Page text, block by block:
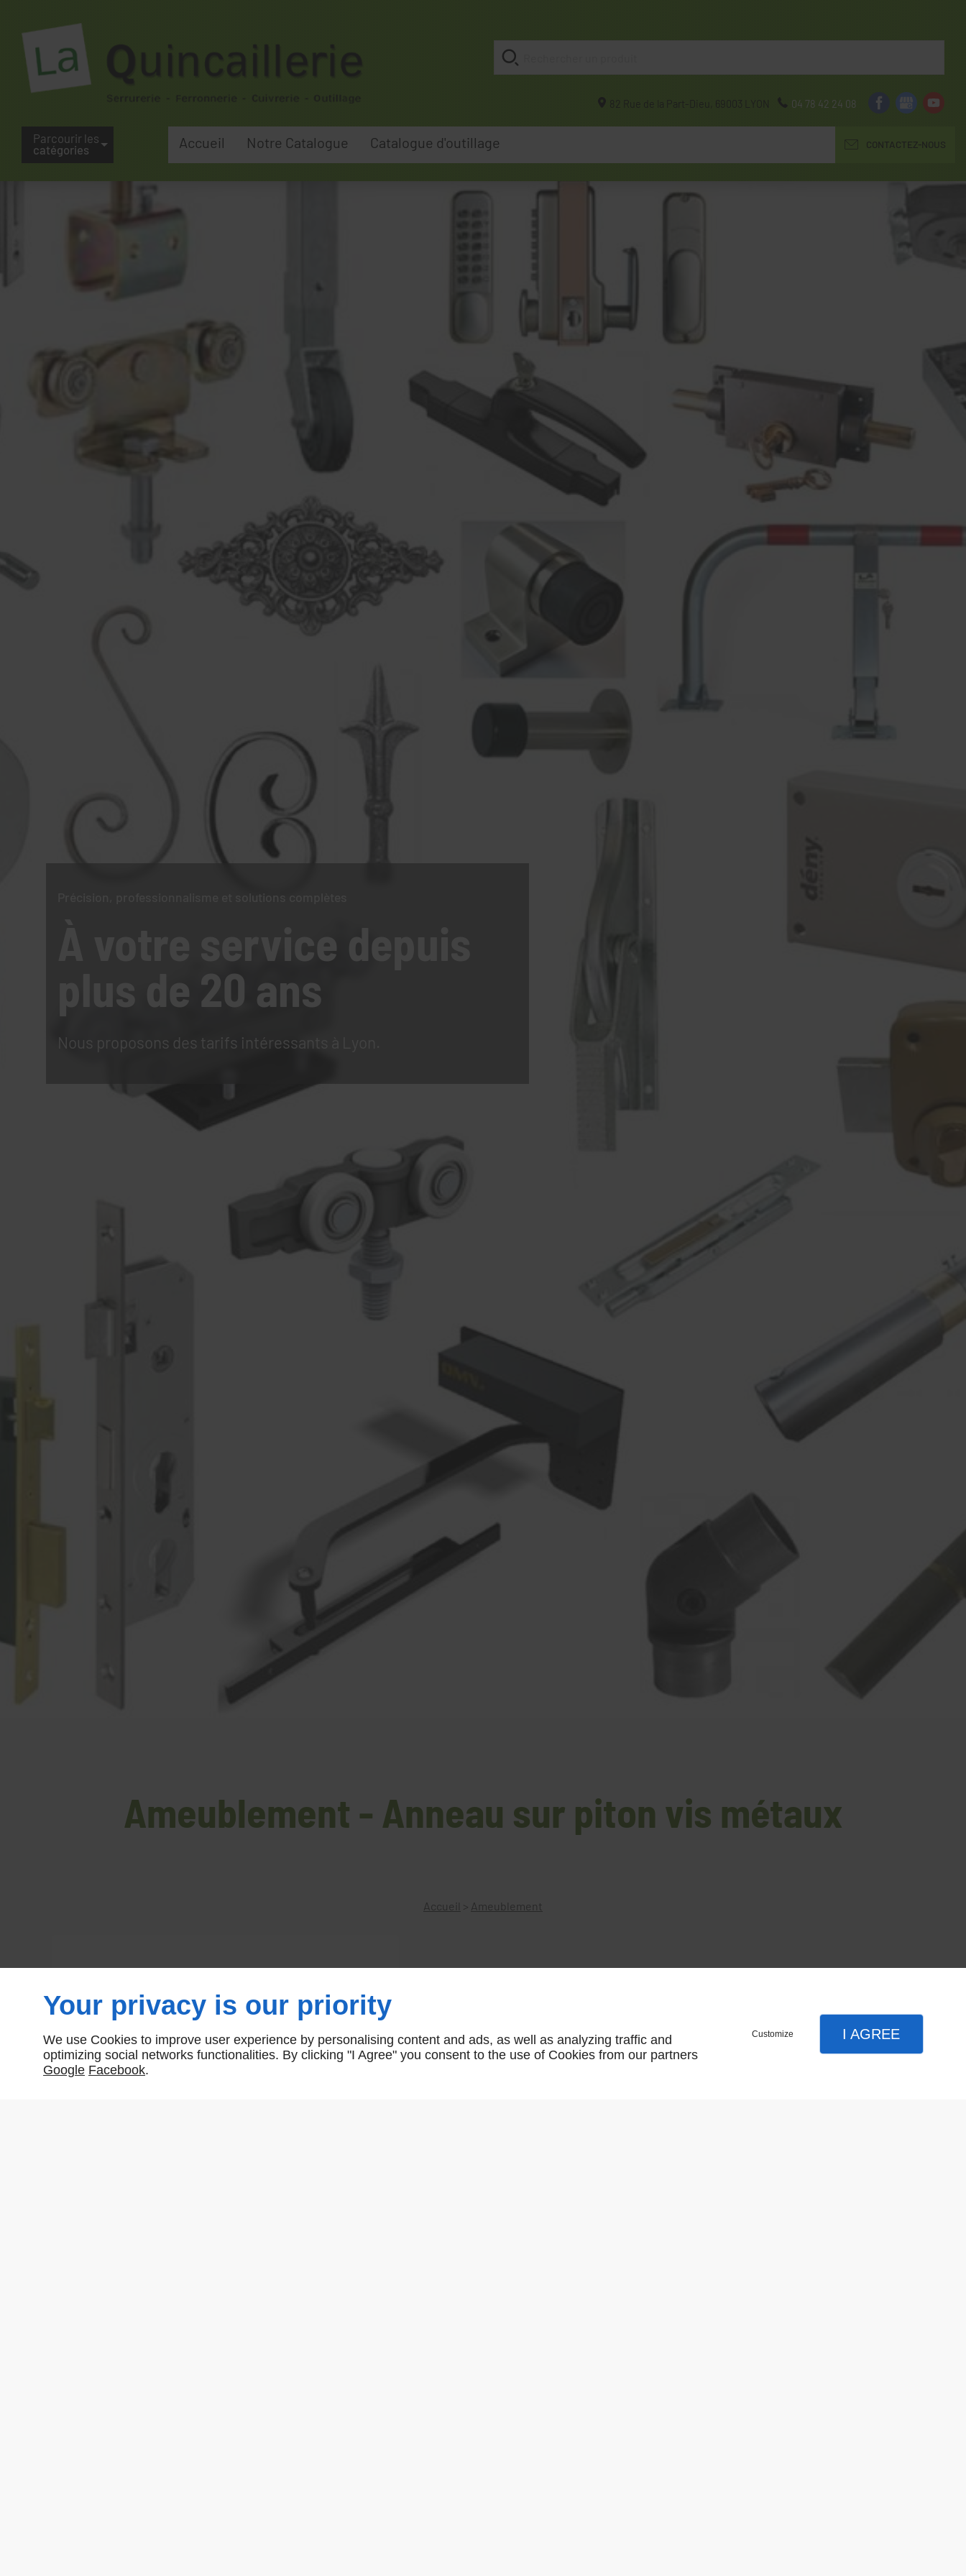
82 Rue de la Part-Dieu, 69003 LYON 04 78 42 24 08
Parcourir les
catégories
Accueil Notre Catalogue Catalogue d'outillage CONTACTEZ-NOUS
Précision, professionnalisme et solutions complètes
À votre service depuis
plus de 20 ans
Nous proposons des tarifs intéressants à Lyon.
Ameublement - Anneau sur piton vis métaux
Accueil > Ameublement
Your privacy is our priority
We use Cookies to improve user experience by personalising content and ads, as well as analyzing traffic and
optimizing social networks functionalities. By clicking "I Agree" you consent to the use of Cookies from our partners
Google Facebook.
Customize I AGREE